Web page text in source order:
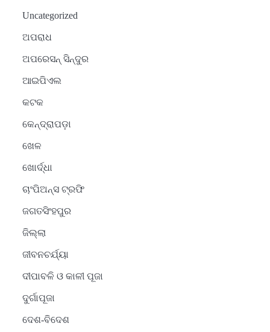
Uncategorized
ଅପରାଧ
ଅପରେସନ୍ ସିନ୍ଦୁର
ଆଇପିଏଲ
କଟକ
କେନ୍ଦ୍ରାପଡ଼ା
ଖେଳ
ଖୋର୍ଦ୍ଧା
ଚାଂପିଅନ୍ସ ଟ୍ରଫି
ଜଗତସିଂହପୁର
ଜିଲ୍ଲା
ଜୀବନଚର୍ଯ୍ୟା
ଦୀପାବଳି ଓ କାଳୀ ପୂଜା
ଦୁର୍ଗାପୂଜା
ଦେଶ-ବିଦେଶ